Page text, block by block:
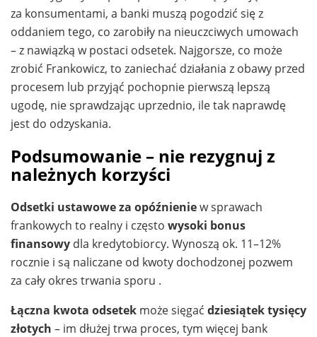
za konsumentami, a banki muszą pogodzić się z
oddaniem tego, co zarobiły na nieuczciwych umowach
– z nawiązką w postaci odsetek. Najgorsze, co może
zrobić Frankowicz, to zaniechać działania z obawy przed
procesem lub przyjąć pochopnie pierwszą lepszą
ugodę, nie sprawdzając uprzednio, ile tak naprawdę
jest do odzyskania.
Podsumowanie – nie rezygnuj z
należnych korzyści
Odsetki ustawowe za opóźnieniew sprawach
frankowych to realny i często wysoki bonus
finansowy dla kredytobiorcy. Wynoszą ok. 11–12%
rocznie i są naliczane od kwoty dochodzonej pozwem
za cały okres trwania sporu .
Łączna kwota odsetek może sięgać dziesiątek tysięcy
złotych – im dłużej trwa proces, tym więcej bank